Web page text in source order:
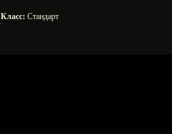
Класс: Стандарт